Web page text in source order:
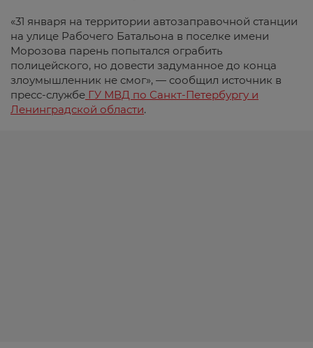
«31 января на территории автозаправочной станции
на улице Рабочего Батальона в поселке имени
Морозова парень попытался ограбить
полицейского, но довести задуманное до конца
злоумышленник не смог», — сообщил источник в
пресс-службе ГУ МВД по Санкт-Петербургу и
Ленинградской области.